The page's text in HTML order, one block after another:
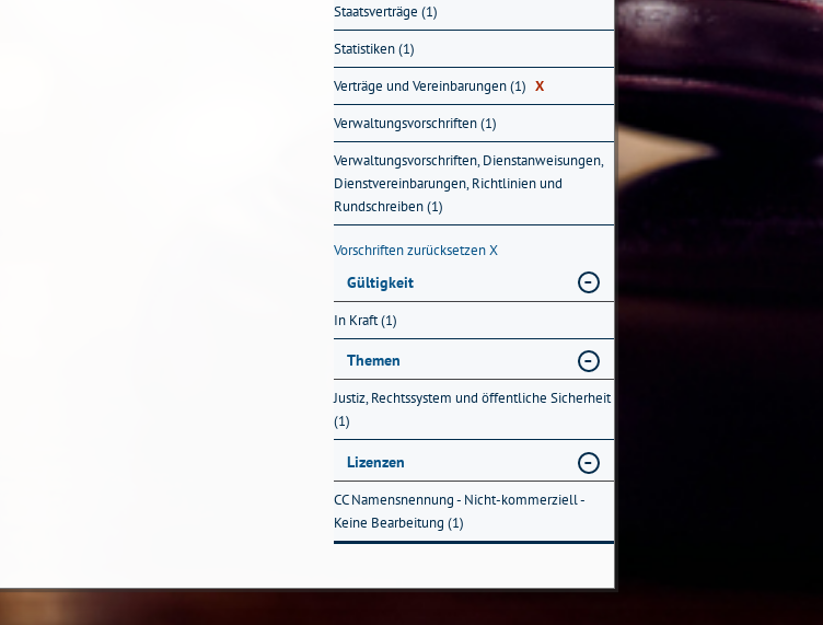
Staatsverträge (1)
Statistiken (1)
Verträge und Vereinbarungen (1) X
Verwaltungsvorschriften (1)
Verwaltungsvorschriften, Dienstanweisungen,
Dienstvereinbarungen, Richtlinien und
Rundschreiben (1)
Vorschriften zurücksetzenX
Gültigkeit
In Kraft (1)
Themen
Justiz, Rechtssystem und öffentliche Sicherheit
(1)
Lizenzen
CC Namensnennung - Nicht-kommerziell -
Keine Bearbeitung (1)